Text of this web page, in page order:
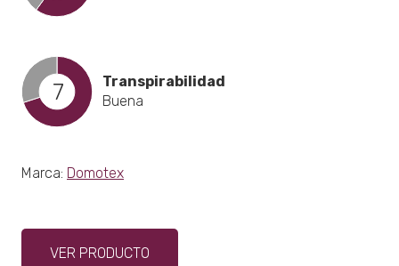
7
Transpirabilidad
Buena
Marca: Domotex
VER PRODUCTO
Este